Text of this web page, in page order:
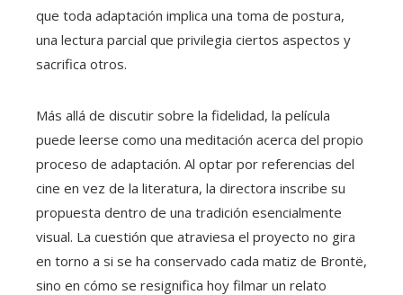
que toda adaptación implica una toma de postura,
una lectura parcial que privilegia ciertos aspectos y
sacrifica otros.
Más allá de discutir sobre la fidelidad, la película
puede leerse como una meditación acerca del propio
proceso de adaptación. Al optar por referencias del
cine en vez de la literatura, la directora inscribe su
propuesta dentro de una tradición esencialmente
visual. La cuestión que atraviesa el proyecto no gira
en torno a si se ha conservado cada matiz de Brontë,
sino en cómo se resignifica hoy filmar un relato